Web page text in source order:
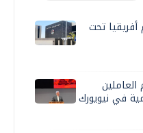
تحت
في نيويورك